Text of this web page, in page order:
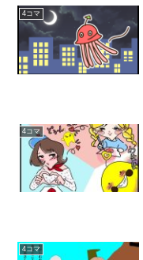
4コマ
4コマ
4コマ